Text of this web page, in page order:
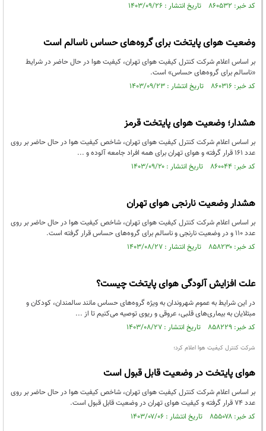
کد خبر: ۸۶۰۵۳۲ تاریخ انتشار : ۱۴۰۳/۰۹/۲۶
وضعیت هوای پایتخت برای گروه‌های حساس ناسالم است
بر اساس اعلام شرکت کنترل کیفیت هوای تهران، کیفیت هوا در حال حاضر در شرایط
«ناسالم برای گروه‌های حساس» است.
کد خبر: ۸۶۰۳۱۶ تاریخ انتشار : ۱۴۰۳/۰۹/۲۳
هشدار؛ وضعیت هوای پایتخت قرمز
بر اساس اعلام شرکت کنترل کیفیت هوای تهران، شاخص کیفیت هوا در حال حاضر بر روی
عدد ۱۶۱ قرار گرفته و هوای تهران برای همه افراد جامعه آلوده و ...
کد خبر: ۸۶۰۰۴۴ تاریخ انتشار : ۱۴۰۳/۰۹/۲۰
هشدار وضعیت نارنجی هوای تهران
بر اساس اعلام شرکت کنترل کیفیت هوای تهران، شاخص کیفیت هوا در حال حاضر بر روی
عدد ۱۱۰ و در وضعیت نارنجی و ناسالم برای گروه‌های حساس قرار گرفته است.
کد خبر: ۸۵۸۲۳۰ تاریخ انتشار : ۱۴۰۳/۰۸/۲۷
علت افزایش آلودگی هوای پایتخت چیست؟
در این شرایط به عموم شهروندان به‌ ویژه گروه‌های حساس مانند سالمندان، کودکان و
مبتلایان به بیماری‌های قلبی، عروقی و ریوی توصیه می‌کنیم تا از ...
کد خبر: ۸۵۸۲۲۹ تاریخ انتشار : ۱۴۰۳/۰۸/۲۷
شرکت کنترل کیفیت هوا اعلام کرد؛
هوای پایتخت در وضعیت قابل قبول است
بر اساس اعلام شرکت کنترل کیفیت هوای تهران، شاخص کیفیت هوا در حال حاضر بر روی
عدد ۷۴ قرار گرفته و کیفیت هوای تهران در وضعیت قابل قبول است.
کد خبر: ۸۵۵۰۷۸ تاریخ انتشار : ۱۴۰۳/۰۷/۰۶